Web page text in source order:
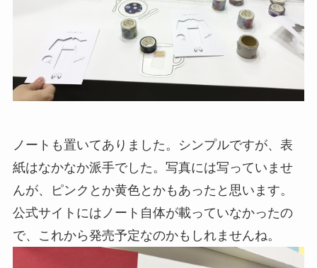
ノートも置いてありました。シンプルですが、表
紙はなかなか派手でした。写真には写っていませ
んが、ピンクとか黄色とかもあったと思います。
公式サイトにはノート自体が載っていなかったの
で、これから発売予定なのかもしれませんね。